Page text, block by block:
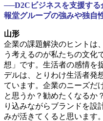
──D2Cビジネスを支援す
報堂グループの強みや独自
山形
企業の課題解決のヒントは
う考えるのが私たちの文化
想」です。生活者の感情を
デルは、とりわけ生活者発
ています。企業のニーズだ
と思うか？勧めたくなるか
り込みながらブランドを設
みが活きてくると思います。